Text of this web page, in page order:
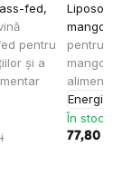
fed,
pentru
și a
Liposomal
mango,
pentru
mango, 30
alimentar
Energie
În stoc
77,80 lei